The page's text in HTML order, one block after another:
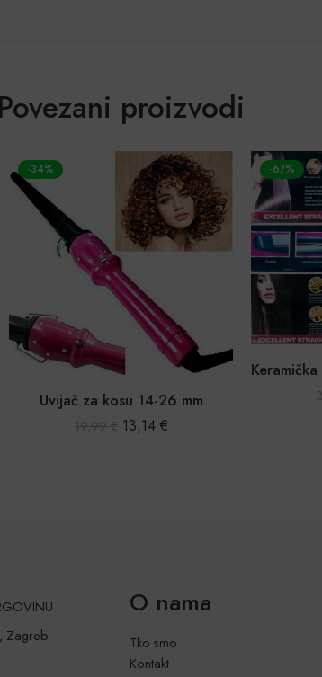
Povezani proizvodi
-34%
Uvijač za kosu 14-26 mm
19,99€ 13,14 €
-67%
Zagreb
O nama
Tko smo
Kontakt